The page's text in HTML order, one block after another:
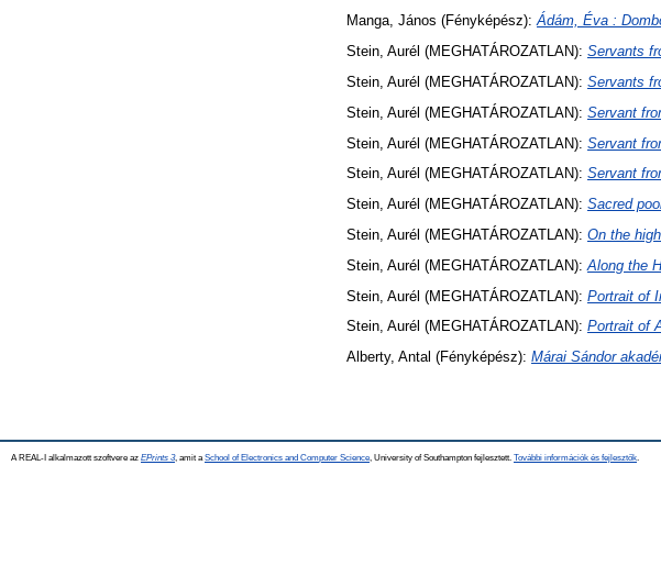
Manga, János (Fényképész):Ádám, Éva :
Stein, Aurél (MEGHATÁROZATLAN): Servants
Stein, Aurél (MEGHATÁROZATLAN): Servants
Stein, Aurél (MEGHATÁROZATLAN): Servant
Stein, Aurél (MEGHATÁROZATLAN): Servant
Stein, Aurél (MEGHATÁROZATLAN): Servant
Stein, Aurél (MEGHATÁROZATLAN): Sacred
Stein, Aurél (MEGHATÁROZATLAN): On the
Stein, Aurél (MEGHATÁROZATLAN): Along the
Stein, Aurél (MEGHATÁROZATLAN): Portrait of
Stein, Aurél (MEGHATÁROZATLAN): Portrait of
Alberty, Antal (Fényképész): Márai Sándor
A REAL-I alkalmazott szoftvere az EPrints 3, amit a School of Electronics and Computer Science , University of Southampton fejlesztett. További információk és fejlesztők